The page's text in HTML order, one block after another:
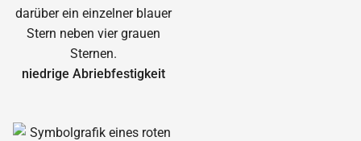
niedrige Abrieb­festigkeit